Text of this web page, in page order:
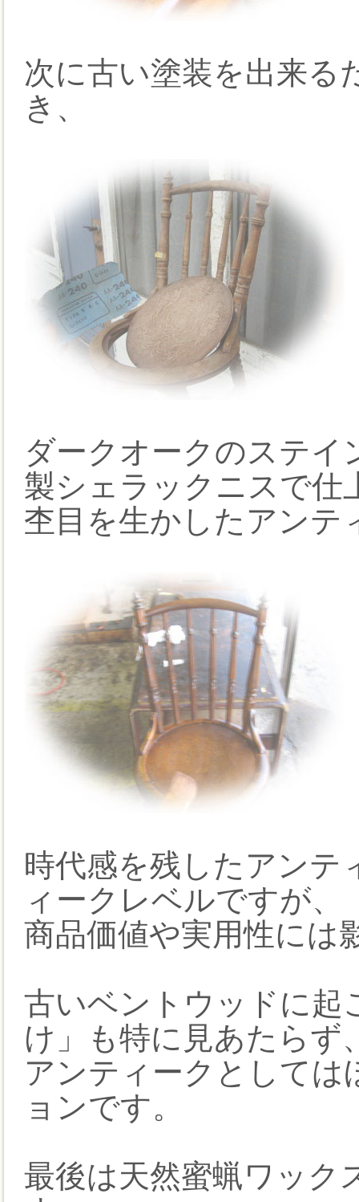
次に古い塗装を出来る
き、
ダークオークのステイ
製シェラックニスで仕
杢目を生かしたアンテ
時代感を残したアンテ
ィークレベルですが、
商品価値や実用性には
古いベントウッドに起
け」も特に見あたらず
アンティークとして
ョンです。
最後は天然蜜蝋ワック